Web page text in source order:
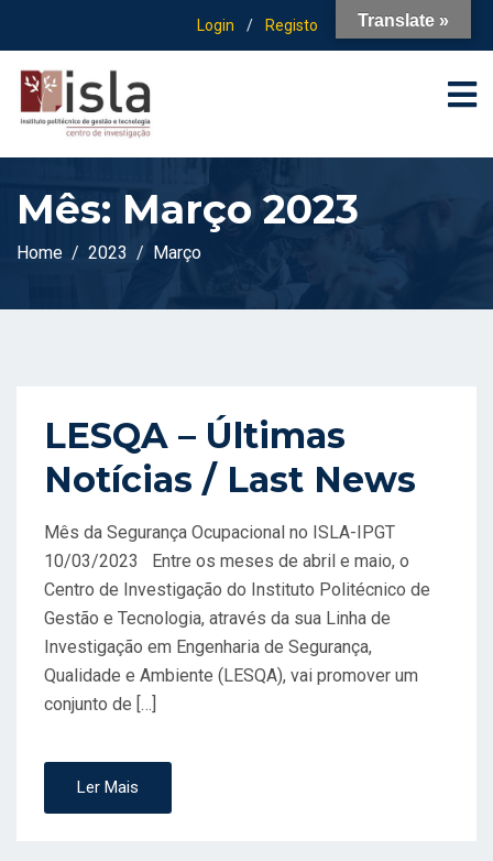
Login / Registo
Mês: Março 2023
Home 2023 Março
LESQA – Últimas
Notícias / Last News
Mês da Segurança Ocupacional no ISLA-IPGT
10/03/2023​ Entre os meses de abril e maio, o
Centro de Investigação do Instituto Politécnico de
Gestão e Tecnologia, através da sua Linha de
Investigação em Engenharia de Segurança,
Qualidade e Ambiente (LESQA), vai promover um
conjunto de […]
Ler Mais
Translate »